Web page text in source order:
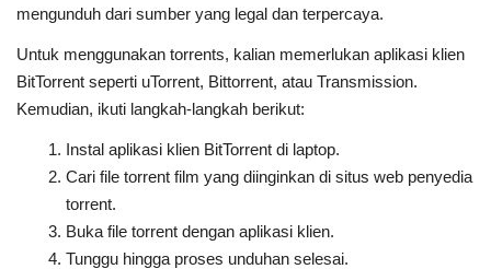
mengunduh dari sumber yang legal dan terpercaya.
Untuk menggunakan torrents, kalian memerlukan aplikasi klien
BitTorrent seperti uTorrent, Bittorrent, atau Transmission.
Kemudian, ikuti langkah-langkah berikut:
Instal aplikasi klien BitTorrent di laptop.
Cari file torrent film yang diinginkan di situs web penyedia
torrent.
Buka file torrent dengan aplikasi klien.
Tunggu hingga proses unduhan selesai.